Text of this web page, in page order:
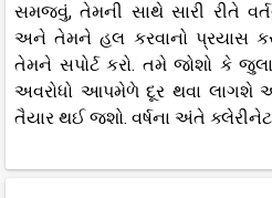
સમજવું, તેમની સાથે સારી રીતે
અને તેમને હલ કરવાનો પ્રયાસ
તેમને સપોર્ટ કરો. તમે જોશો કે
અવરોધો આપમેળે દૂર થવા લાગશે
તૈયાર થઈ જશો. વર્ષના અંતે